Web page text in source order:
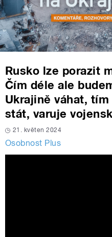
Rusko lze porazit
Čím déle ale
Ukrajině váhat,
stát, varuje
21. květen 2024
Osobnost Plus